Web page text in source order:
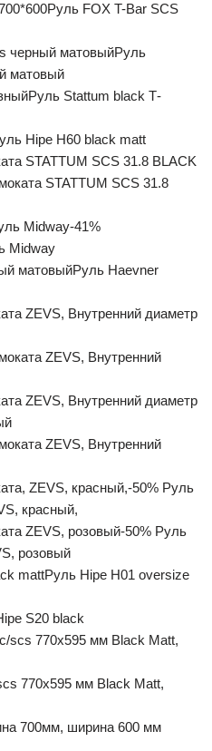
Руль FOX T-Bar SCS
Руль
матовый
Руль Stattum black Т-
Hipe H60 black matt
STATTUM SCS 31.8
-41%
Midway
Руль Haevner
ZEVS, Внутренний
ZEVS, Внутренний
-50% Руль
красный,
-50% Руль
розовый
Руль Hipe H01 oversize
S20 black
770х595 мм Black Matt,